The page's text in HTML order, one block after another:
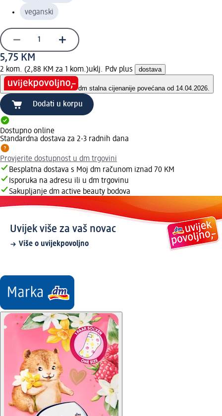
veganski
5,75 KM
2 kom. (2,88 KM za 1 kom.)uklj. Pdv plus dostava
dm stalna cijenanije povećana od 14.04.2026.
Dodati u korpu
Dostupno online
Standardna dostava za 2-3 radnih dana
Provjerite dostupnost u dm trgovini
Besplatna dostava s Moj dm računom iznad 70 KM
Isporuka na adresu ili u dm trgovinu
Sakupljanje dm active beauty bodova
Uvijek više za vaš novac
Više o uvijekpovoljno